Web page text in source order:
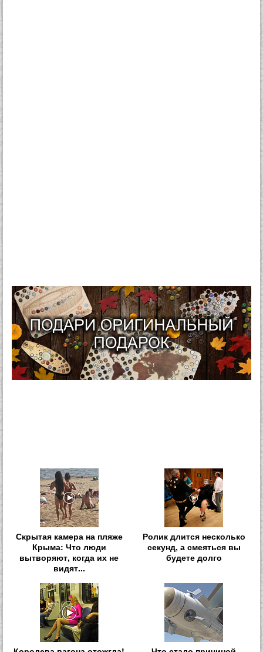
Скрытая камера на пляже
Крыма: Что люди
вытворяют, когда их не
видят...
Ролик длится несколько
секунд, а смеяться вы
будете долго